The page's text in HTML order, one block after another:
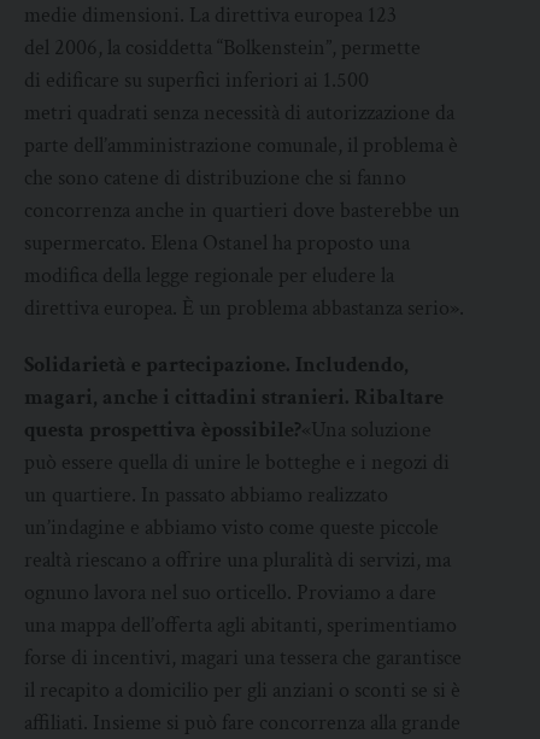
medie dimensioni. La direttiva europea 123
del 2006, la cosiddetta “Bolkenstein”, permette
di edificare su superfici inferiori ai 1.500
metri quadrati senza necessità di autorizzazione da
parte dell’amministrazione comunale, il problema è
che sono catene di distribuzione che si fanno
concorrenza anche in quartieri dove basterebbe un
supermercato. Elena Ostanel ha proposto una
modifica della legge regionale per eludere la
direttiva europea. È un problema abbastanza serio».
Solidarietà e partecipazione. Includendo,
magari, anche i cittadini stranieri. Ribaltare
questa prospettiva èpossibile?«Una soluzione
può essere quella di unire le botteghe e i negozi di
un quartiere. In passato abbiamo realizzato
un’indagine e abbiamo visto come queste piccole
realtà riescano a offrire una pluralità di servizi, ma
ognuno lavora nel suo orticello. Proviamo a dare
una mappa dell’offerta agli abitanti, sperimentiamo
forse di incentivi, magari una tessera che garantisce
il recapito a domicilio per gli anziani o sconti se si è
affiliati. Insieme si può fare concorrenza alla grande